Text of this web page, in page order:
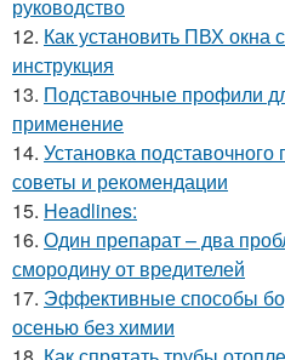
руководство
12. Как установить ПВХ окна
инструкция
13. Подставочные профили
применение
14. Установка
советы и рекомендации
15. Headlines:
16. Один препарат – два
смородину от вредителей
17. Эффективные способы
осенью без химии